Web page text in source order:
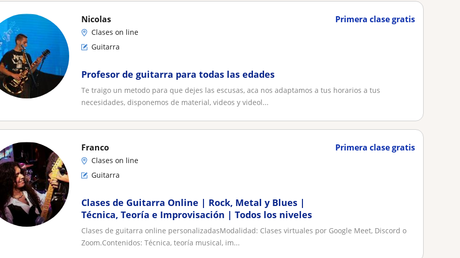
Primera clase gratis
Nicolas
Clases on line
Guitarra
Profesor de guitarra para todas las edades
Te traigo un metodo para que dejes las escusas, aca nos adaptamos a tus horarios a tus
necesidades, disponemos de material, videos y videol...
Primera clase gratis
Franco
Clases on line
Guitarra
Clases de Guitarra Online | Rock, Metal y Blues |
Técnica, Teoría e Improvisación | Todos los niveles
Clases de guitarra online personalizadasModalidad: Clases virtuales por Google Meet, Discord o
Zoom.Contenidos: Técnica, teoría musical, im...